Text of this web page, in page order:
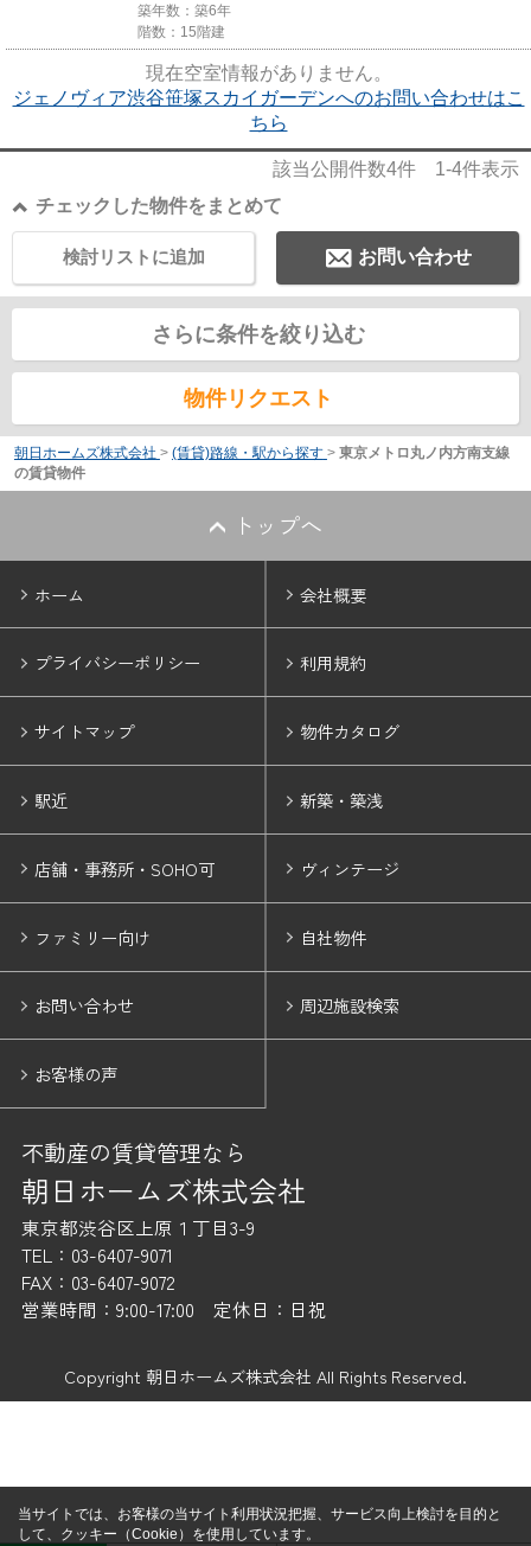
築年数：築6年
階数：15階建
現在空室情報がありません。
ジェノヴィア渋谷笹塚スカイガーデンへのお問い合わせはこ
ちら
該当公開件数4件 1-4件表示
チェックした物件をまとめて
お問い合わせ
検討リストに追加
さらに条件を絞り込む
物件リクエスト
朝日ホームズ株式会社 > (賃貸)路線・駅から探す > 東京メトロ丸ノ内方南支線
の賃貸物件
トップへ
ホーム 会社概要
プライバシーポリシー 利用規約
サイトマップ 物件カタログ
駅近 新築・築浅
店舗・事務所・SOHO可 ヴィンテージ
ファミリー向け 自社物件
お問い合わせ 周辺施設検索
お客様の声
不動産の賃貸管理なら
朝日ホームズ株式会社
東京都渋谷区上原１丁目3-9
TEL：03-6407-9071
FAX：03-6407-9072
営業時間：9:00-17:00 定休日：日祝
Copyright 朝日ホームズ株式会社 All Rights Reserved.
当サイトでは、お客様の当サイト利用状況把握、サービス向上検討を目的と
して、クッキー（Cookie）を使用しています。